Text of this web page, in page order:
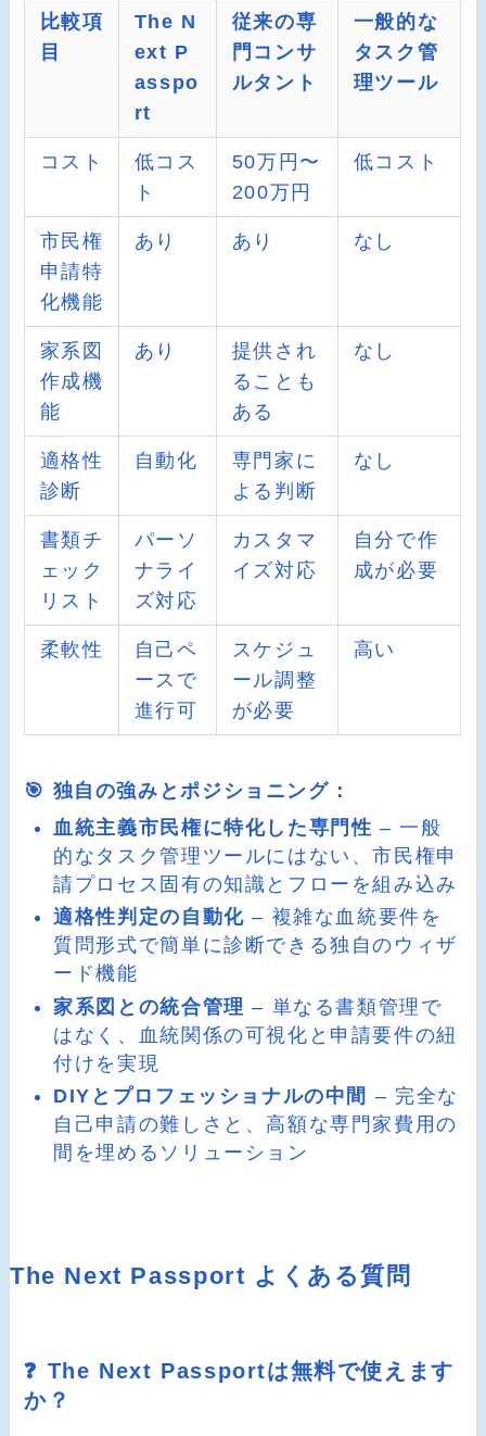
比較項
目
The N
ext P
asspo
rt
従来の専
門コンサ
ルタント
一般的な
タスク管
理ツール
コスト
低コス
ト
50万円〜
200万円
低コスト
市民権
申請特
化機能
あり あり なし
家系図
作成機
能
あり
提供され
ることも
ある
なし
適格性
診断
自動化
専門家に
よる判断
なし
書類チ
ェック
リスト
パーソ
ナライ
ズ対応
カスタマ
イズ対応
自分で作
成が必要
柔軟性
自己ペ
ースで
進行可
スケジュ
ール調整
が必要
高い
🎯 独自の強みとポジショニング：
血統主義市民権に特化した専門性 – 一般
的なタスク管理ツールにはない、市民権申
請プロセス固有の知識とフローを組み込み
適格性判定の自動化 – 複雑な血統要件を
質問形式で簡単に診断できる独自のウィザ
ード機能
家系図との統合管理 – 単なる書類管理で
はなく、血統関係の可視化と申請要件の紐
付けを実現
DIYとプロフェッショナルの中間 – 完全な
自己申請の難しさと、高額な専門家費用の
間を埋めるソリューション
The Next Passport よくある質問
❓ The Next Passportは無料で使えます
か？